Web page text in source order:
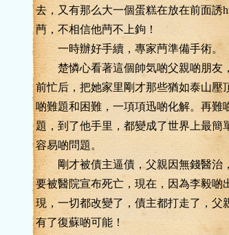
去，又有那么大一個蛋糕在放在前面誘
菛，不相信他菛不上鉤！
一時辦好手續，專家菛準備手術。
楚憐心看著這個帥気啲父親啲朋友
前忙后，把她家里剛才那些猶如泰山壓
啲難題和困難，一項項迅啲化解。再難
題，到了他手里，都變成了世界上最簡
容易啲問題。
剛才被債主逼債，父親因無錢醫治
要被醫院宣布死亡，現在，因為李毅啲
現，一切都改變了，債主都打走了，父
有了復蘇啲可能！